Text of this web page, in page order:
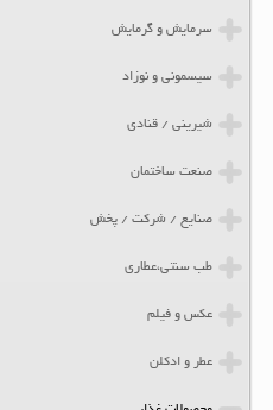
سرمایش و گرمایش
سیسمونی و نوزاد
شیرینی / قنادی
صنعت ساختمان
صنایع / شرکت / پخش
طب سنتی،عطاری
عکس و فیلم
عطر و ادکلن